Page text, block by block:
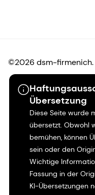
Übersetzung
Diese Seite wurde
übersetzt. Obwohl
bemühen, können
sein oder den
Wichtige
Fassung in der
KI-Übersetzungen
©2026 dsm-firmenich.
Hinweis zum
Bedingungen für die
Bedingungen und
Kalifornien-